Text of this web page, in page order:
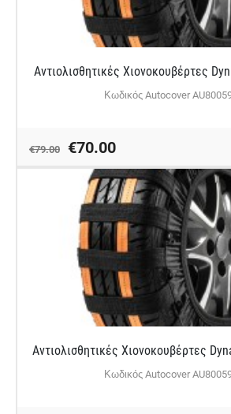
Αντιολισθητικές Χιονοκουβέρτες
Κωδικός Autocover
€79.00 €70.00
Αντιολισθητικές Χιονοκουβέρτες
Κωδικός Autocover